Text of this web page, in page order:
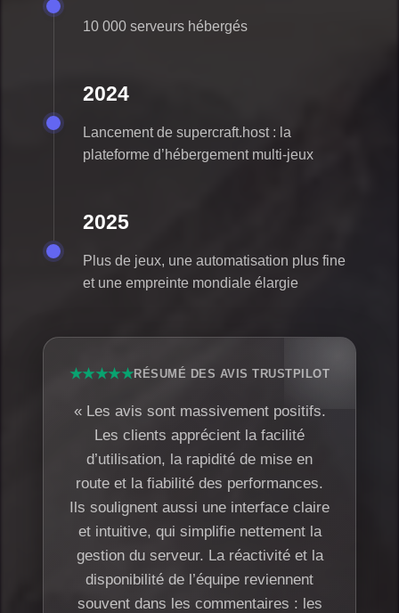
10 000 serveurs hébergés
2024
Lancement de supercraft.host : la
plateforme d’hébergement multi-jeux
2025
Plus de jeux, une automatisation plus fine
et une empreinte mondiale élargie
★★★★★RÉSUMÉ DES AVIS TRUSTPILOT
« Les avis sont massivement positifs.
Les clients apprécient la facilité
d’utilisation, la rapidité de mise en
route et la fiabilité des performances.
Ils soulignent aussi une interface claire
et intuitive, qui simplifie nettement la
gestion du serveur. La réactivité et la
disponibilité de l’équipe reviennent
souvent dans les commentaires : les